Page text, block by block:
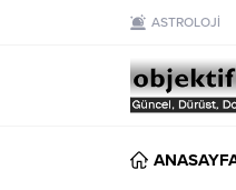
ASTROLOJİ